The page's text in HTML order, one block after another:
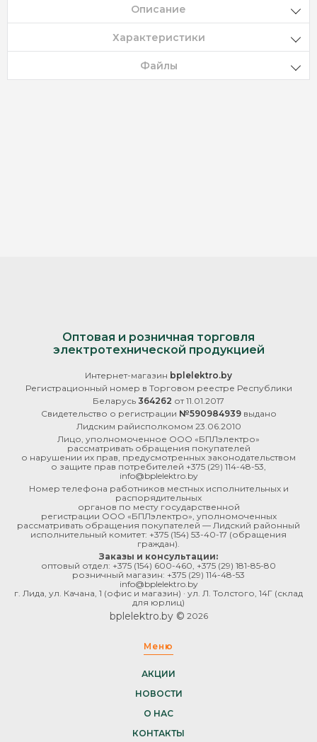
Описание
Характеристики
Файлы
Оптовая и розничная торговля
электротехнической продукцией
Интернет-магазин bplelektro.by
Регистрационный номер в Торговом реестре Республики
Беларусь 364262 от 11.01.2017
Свидетельство о регистрации №590984939выдано
Лидским райисполкомом 23.06.2010
Лицо, уполномоченное ООО «БПЛэлектро»
рассматривать обращения покупателей
о нарушении их прав, предусмотренных законодательством
о защите прав потребителей +375 (29) 114-48-53
info@bplelektro.by
Номер телефона работников местных исполнительных и
распорядительных
органов по месту государственной
регистрации ООО «БПЛэлектро», уполномоченных
рассматривать обращения покупателей — Лидский районный
исполнительный комитет: +375 (154) 53-40-17 (обращения
граждан).
Заказы и консультации:
оптовый отдел: +375 (154) 600-460 +375 (29) 181-85-80
розничный магазин: +375 (29) 114-48-53
info@bplelektro.by
г. Лида, ул. Качана, 1 (офис и магазин) · ул. Л. Толстого, 14Г (склад
для юрлиц)
bplelektro.by © 2026
Меню
АКЦИИ
НОВОСТИ
О НАС
КОНТАКТЫ